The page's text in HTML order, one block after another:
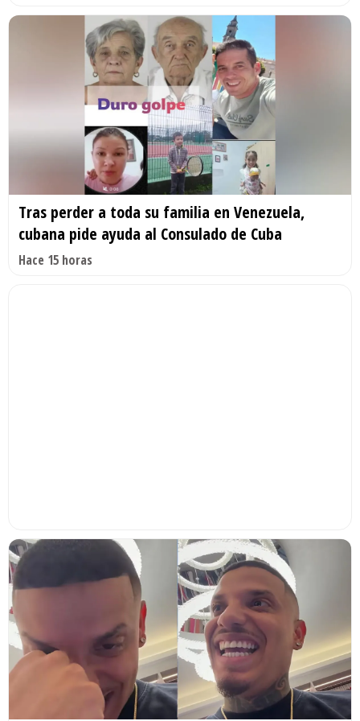
Tras perder a toda su familia en Venezuela,
cubana pide ayuda al Consulado de Cuba
Hace 15 horas